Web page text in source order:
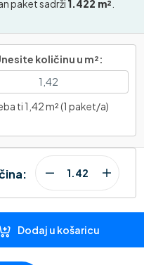
paket sadrži 1.422 m²
količinu u m²:
ti 1,42 m² (1 paket/a)
Dodaj u košaricu